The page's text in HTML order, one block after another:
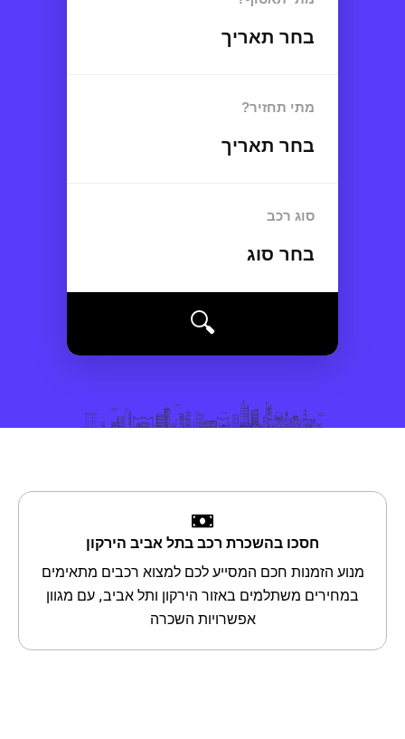
בחר תאריך
מתי תחזיר?
בחר תאריך
סוג רכב
בחר סוג
🔍
חסכו בהשכרת רכב בתל אביב הירקון
מנוע הזמנות חכם המסייע לכם למצוא רכבים מתאימים
במחירים משתלמים באזור הירקון ותל אביב, עם מגוון
אפשרויות השכרה